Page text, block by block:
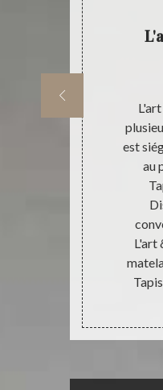
est
au
L'art